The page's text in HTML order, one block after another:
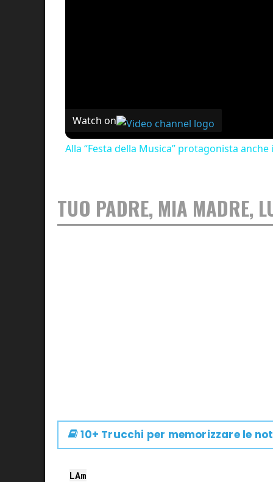
Watch on
Alla “Festa della Musica” protagonista
TUO PADRE, MIA MADRE,
10+ Trucchi per memorizzare le
LAm